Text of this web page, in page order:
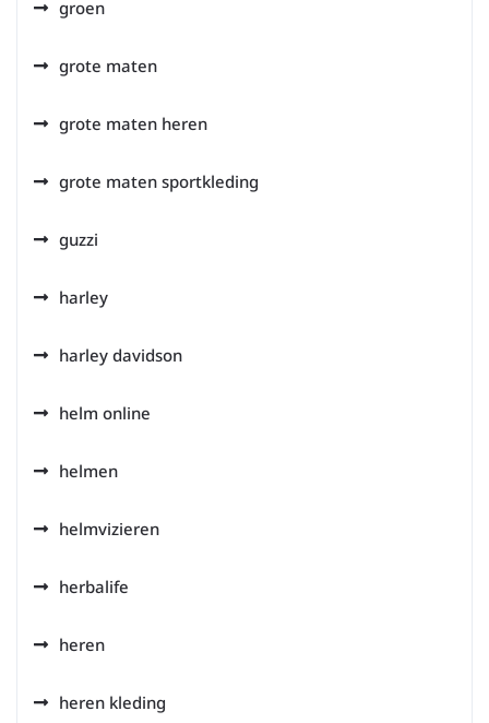
groen
grote maten
grote maten heren
grote maten sportkleding
guzzi
harley
harley davidson
helm online
helmen
helmvizieren
herbalife
heren
heren kleding